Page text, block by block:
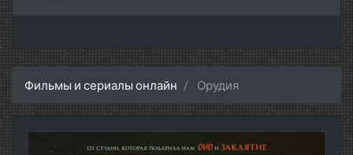
Фильмы и сериалы онлайн Орудия